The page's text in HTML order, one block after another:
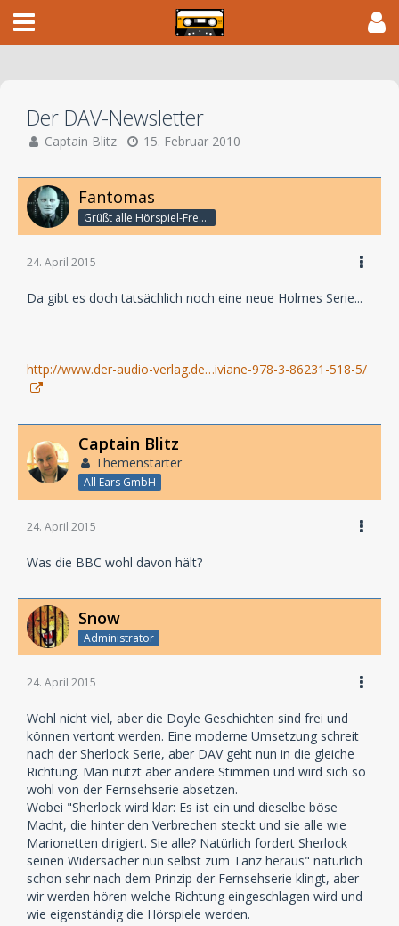
Der DAV-Newsletter
Captain Blitz 15. Februar 2010
Fantomas
Grüßt alle Hörspiel-Freunde
24. April 2015
Da gibt es doch tatsächlich noch eine neue Holmes Serie...
http://www.der-audio-verlag.de…iviane-978-3-86231-518-5/
Captain Blitz
Themenstarter
All Ears GmbH
24. April 2015
Was die BBC wohl davon hält?
Snow
Administrator
24. April 2015
Wohl nicht viel, aber die Doyle Geschichten sind frei und
können vertont werden. Eine moderne Umsetzung schreit
nach der Sherlock Serie, aber DAV geht nun in die gleiche
Richtung. Man nutzt aber andere Stimmen und wird sich so
wohl von der Fernsehserie absetzen.
Wobei "Sherlock wird klar: Es ist ein und dieselbe böse
Macht, die hinter den Verbrechen steckt und sie alle wie
Marionetten dirigiert. Sie alle? Natürlich fordert Sherlock
seinen Widersacher nun selbst zum Tanz heraus" natürlich
schon sehr nach dem Prinzip der Fernsehserie klingt, aber
wir werden hören welche Richtung eingeschlagen wird und
wie eigenständig die Hörspiele werden.